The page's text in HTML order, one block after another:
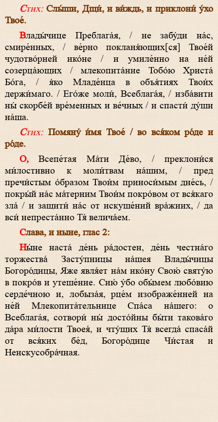
Стих: Слы́ши, Дщи́, и ви́ждь, и приклони́ у́хо
Твое́.
Влады́чице Преблага́я, / не забу́ди на́с,
смире́нных, / ве́рно покланя́ющих[ся] Твое́й
чудотво́рней ико́не / и умиле́нно на не́й
созерца́ющих / млекопита́ние Тобо́ю Христа́
Бо́га, / я́ко Младе́нца в объя́тиях Твои́х
держи́маго. / Его́же моли́, Всеблага́я, / изба́вити
ны́ скорбе́й вре́менных и ве́чных / и спасти́ ду́ши
на́ша.
Стих: Помяну́ и́мя Твое́ / во вся́ком ро́де и
ро́де.
О, Всепе́тая Ма́ти Де́во, / преклони́ся
ми́лостивно к моли́твам на́шим, / пред
пречи́стым о́бразом Твои́м приноси́мым дне́сь, /
покры́й на́с ма́терним Твои́м покро́вом от вся́каго
зла́ / и защити́ на́с от искуше́ний вра́жиих, / да
вси́ непреста́нно Тя́ велича́ем.
Слава, и ныне, глас 2:
Ны́не наста́ де́нь ра́достен, де́нь честна́го
торжества́ Засту́пницы на́шея Влады́чицы
Богоро́дицы, Яже явля́ет на́м ико́ну Свою́ святу́ю
в покро́в и утеше́ние. Сию́ у́бо обы́мем любо́вию
серде́чною и, лобыза́я, рце́м изображе́нней на
не́й Млекопита́тельнице Спа́са на́шего: о
Всеблага́я, сотвори́ ны́ досто́йны бы́ти такова́го
да́ра ми́лости Твоея́, и чту́щих Тя́ всегда́ спаса́й
от вся́ких бе́д, Богоро́дице Чи́стая и
Неискусобра́чная.